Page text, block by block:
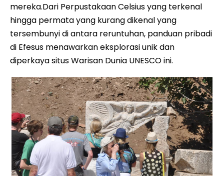
mereka.Dari Perpustakaan Celsius yang terkenal
hingga permata yang kurang dikenal yang
tersembunyi di antara reruntuhan, panduan pribadi
di Efesus menawarkan eksplorasi unik dan
diperkaya situs Warisan Dunia UNESCO ini.